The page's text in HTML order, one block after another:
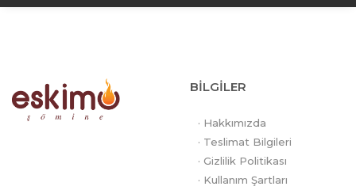
BİLGİLER
· Hakkımızda
· Teslimat Bilgileri
· Gizlilik Politikası
· Kullanım Şartları